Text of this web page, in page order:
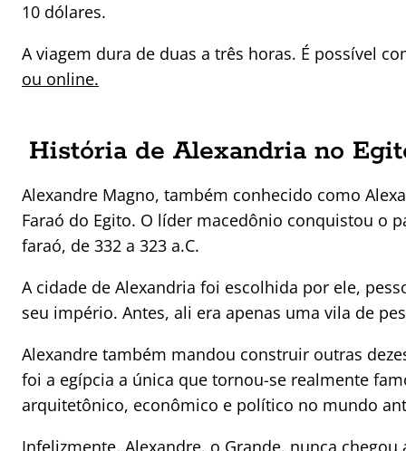
10 dólares.
A viagem dura de duas a três horas. É possível
ou online.
História de Alexandria no
Alexandre Magno, também conhecido como
Faraó do Egito. O líder macedônio conquistou o
faraó, de 332 a 323 a.C.
A cidade de Alexandria foi escolhida por ele,
seu império. Antes, ali era apenas uma vila de
Alexandre também mandou construir outras
foi a egípcia a única que tornou-se realmente
arquitetônico, econômico e político no mundo